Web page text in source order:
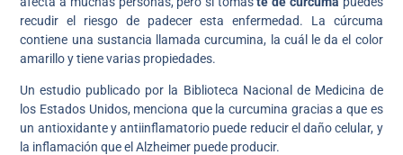
recudir el riesgo de padecer esta enfermedad. La cúrcuma
contiene una sustancia llamada curcumina, la cuál le da el color
amarillo y tiene varias propiedades.
Un estudio publicado por la Biblioteca Nacional de Medicina de
los Estados Unidos, menciona que la curcumina gracias a que es
un antioxidante y antiinflamatorio puede reducir el daño celular, y
la inflamación que el Alzheimer puede producir.